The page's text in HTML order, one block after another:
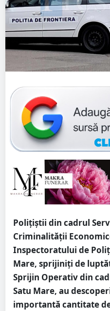
Polițiștii din cadrul
Criminalității
Inspectoratului de
Mare, sprijiniți de
Sprijin Operativ din
Satu Mare, au
importantă cantitate